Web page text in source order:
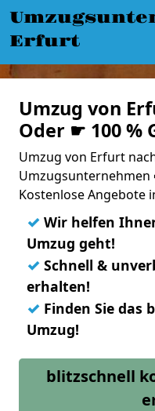
Erfurt
Umzug von
Oder ☛ 100 %
Umzug von Erfurt
Umzugsunternehmen
Kostenlose Angebote
✓ Wir helfen
Umzug geht!
✓ Schnell &
erhalten!
✓ Finden Sie das
Umzug!
blitzschnell